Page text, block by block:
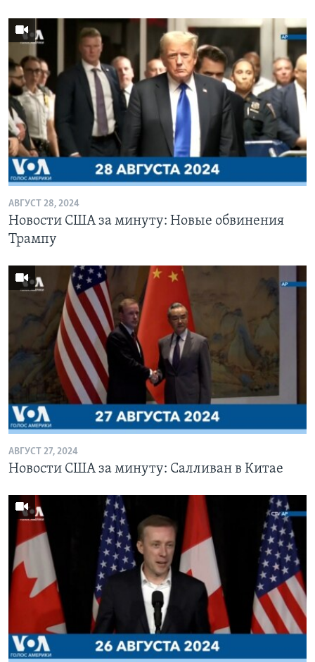
АВГУСТ 28, 2024
Новости США за минуту: Новые обвинения
Трампу
АВГУСТ 27, 2024
Новости США за минуту: Салливан в Китае